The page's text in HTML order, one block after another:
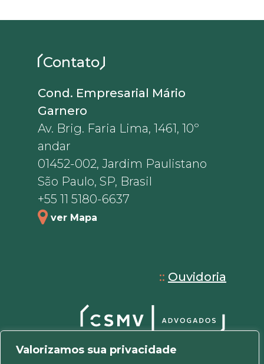
Valorizamos sua privacidade
Contato
Cond. Empresarial Mário
Garnero
Av. Brig. Faria Lima, 1461, 10º
andar
01452-002, Jardim Paulistano
São Paulo, SP, Brasil
+55 11 5180-6637
ver Mapa
:: Ouvidoria